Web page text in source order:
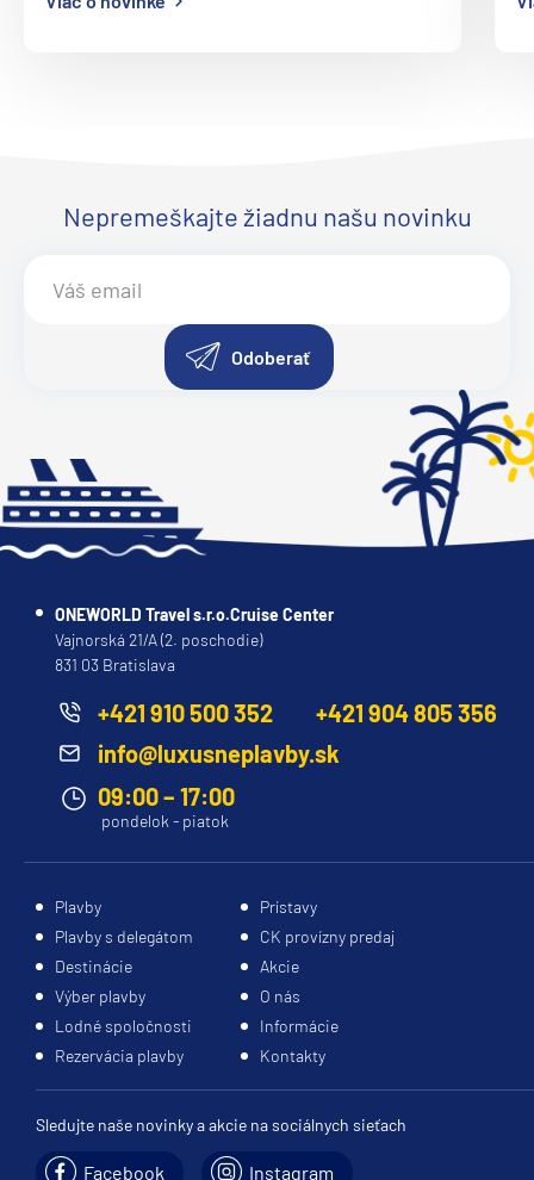
Nepremeškajte žiadnu našu novinku
Odoberať
ONEWORLD Travel s.r.o.Cruise Center
Vajnorská 21/A (2. poschodie)
831 03 Bratislava
+421 910 500 352
+421 904 805 356
info@luxusneplavby.sk
09:00 – 17:00
pondelok - piatok
Plavby
Prístavy
Plavby s delegátom
CK provízny predaj
Destinácie
Akcie
Výber plavby
O nás
Lodné spoločnosti
Informácie
Rezervácia plavby
Kontakty
Sledujte naše novinky a akcie na sociálnych sieťach
Facebook Instagram